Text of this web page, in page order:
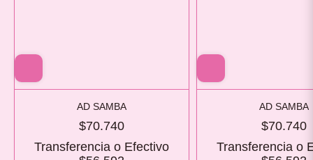
AD SAMBA
$70.740
Transferencia o Efectivo
AD SAMBA
$70.740
Transferencia o